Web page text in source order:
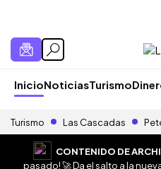
InicioNoticiasTurismo
Turismo Las Cascadas
CONTENIDO DE
pasado! 🚀 Da el salto a la